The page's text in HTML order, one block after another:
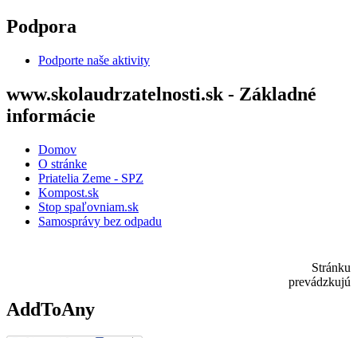
Skočiť na hlavný obsah
Podpora
Podporte naše aktivity
www.skolaudrzatelnosti.sk - Základné
informácie
Domov
O stránke
Priatelia Zeme - SPZ
Kompost.sk
Stop spaľovniam.sk
Samosprávy bez odpadu
Stránku
prevádzkujú
AddToAny